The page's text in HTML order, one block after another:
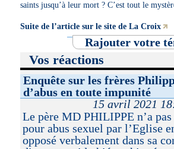
saints jusqu’à leur mort ? C’est tout le
Suite de l’article sur le site de La Croix
Rajouter votre
Vos réactions
Enquête sur les frères
d’abus en toute impunité
15 avril 2021
Le père MD PHILIPPE n’a
pour abus sexuel par l’Eglise
opposé verbalement dans sa